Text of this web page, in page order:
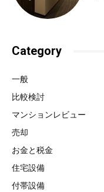
Category
一般
比較検討
マンションレビュー
売却
お金と税金
住宅設備
付帯設備